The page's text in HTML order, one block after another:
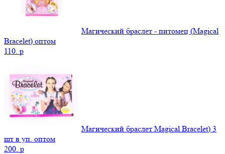
Магический браслет - питомец (Magical
Bracelet) оптом
110. p
Магический браслет Magical Bracelet) 3
шт в уп. оптом
200. p